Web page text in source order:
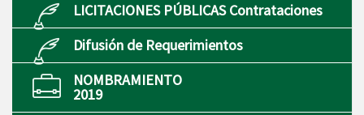
LICITACIONES PÚBLICAS Contrataciones
Difusión de Requerimientos
NOMBRAMIENTO
2019